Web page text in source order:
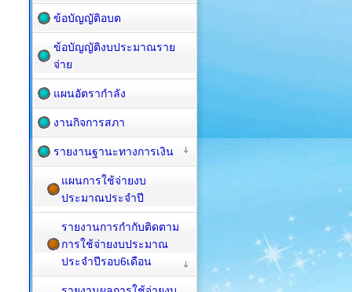
ข้อบัญญัติอบต
ข้อบัญญัติงบประมาณราย
จ่าย
แผนอัตรากำลัง
งานกิจการสภา
รายงานฐานะทางการเงิน
แผนการใช้จ่ายงบ
ประมาณประจำปี
รายงานการกำกับติดตาม
การใช้จ่ายงบประมาณ
ประจำปีรอบ6เดือน